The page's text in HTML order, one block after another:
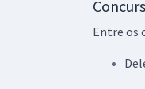
Entre os